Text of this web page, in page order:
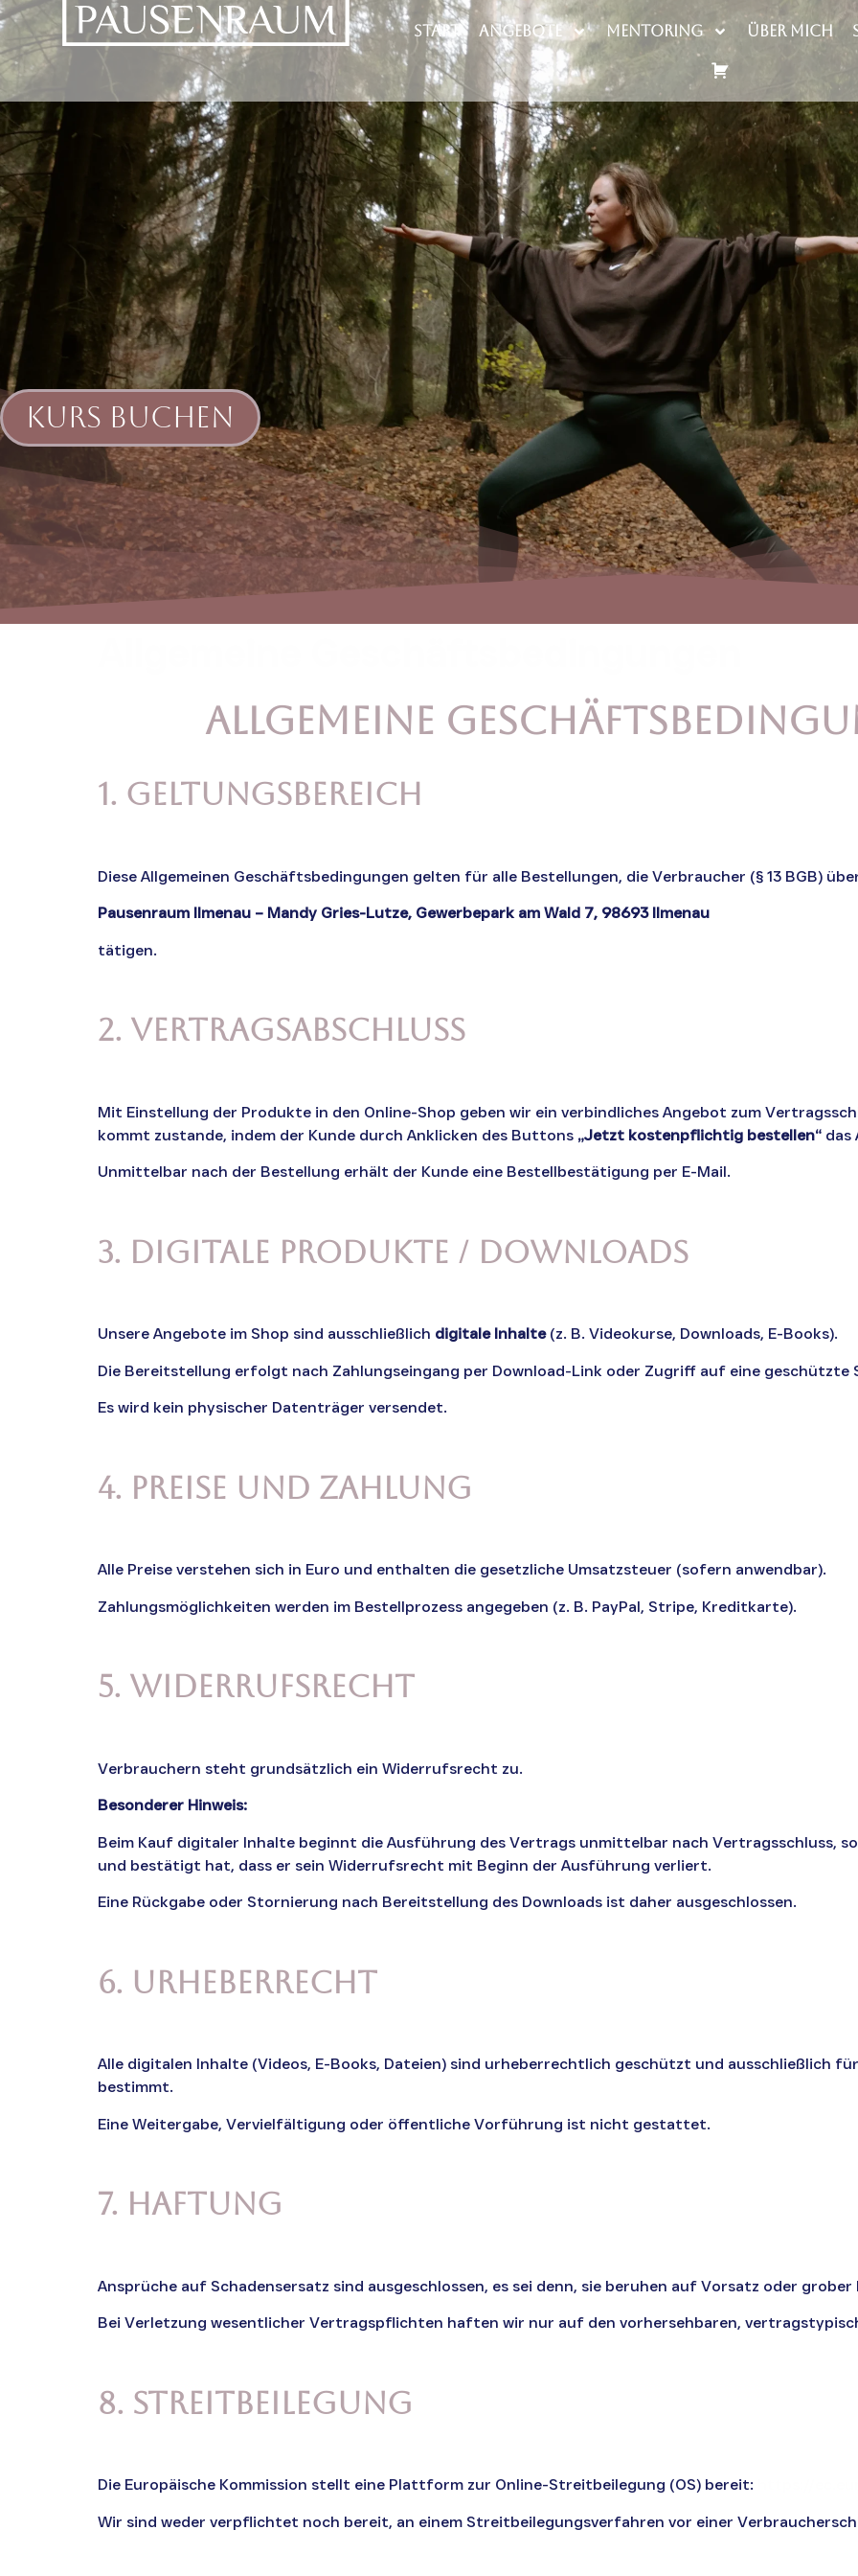
Start Angebote Mentoring Über mich
Warenkorb
Kurs buchen
Allgemeine
1. Geltungsbereich
Diese Allgemeinen Geschäftsbedingungen gelten für alle Bestellungen, die Verbraucher (§ 13 BGB)
Pausenraum Ilmenau – Mandy Gries-Lutze, Gewerbepark am Wald 7, 98693 Ilmenau
tätigen.
2. Vertragsabschluss
Mit Einstellung der Produkte in den Online-Shop geben wir ein verbindliches Angebot zum
kommt zustande, indem der Kunde durch Anklicken des Buttons „Jetzt kostenpflichtig bestellen“ das
Unmittelbar nach der Bestellung erhält der Kunde eine Bestellbestätigung per E-Mail.
3. Digitale Produkte / Downloads
Unsere Angebote im Shop sind ausschließlich digitale Inhalte(z. B. Videokurse, Downloads, E-Books).
Die Bereitstellung erfolgt nach Zahlungseingang per Download-Link oder Zugriff auf eine geschützte
Es wird kein physischer Datenträger versendet.
4. Preise und Zahlung
Alle Preise verstehen sich in Euro und enthalten die gesetzliche Umsatzsteuer (sofern anwendbar).
Zahlungsmöglichkeiten werden im Bestellprozess angegeben (z. B. PayPal, Stripe, Kreditkarte).
5. Widerrufsrecht
Verbrauchern steht grundsätzlich ein Widerrufsrecht zu.
Besonderer Hinweis:
Beim Kauf digitaler Inhalte beginnt die Ausführung des Vertrags unmittelbar nach Vertragsschluss,
und bestätigt hat, dass er sein Widerrufsrecht mit Beginn der Ausführung verliert.
Eine Rückgabe oder Stornierung nach Bereitstellung des Downloads ist daher ausgeschlossen.
6. Urheberrecht
Alle digitalen Inhalte (Videos, E-Books, Dateien) sind urheberrechtlich geschützt und ausschließlich
bestimmt.
Eine Weitergabe, Vervielfältigung oder öffentliche Vorführung ist nicht gestattet.
7. Haftung
Ansprüche auf Schadensersatz sind ausgeschlossen, es sei denn, sie beruhen auf Vorsatz oder grober
Bei Verletzung wesentlicher Vertragspflichten haften wir nur auf den vorhersehbaren,
8. Streitbeilegung
Die Europäische Kommission stellt eine Plattform zur Online-Streitbeilegung (OS) bereit:
Wir sind weder verpflichtet noch bereit, an einem Streitbeilegungsverfahren vor einer